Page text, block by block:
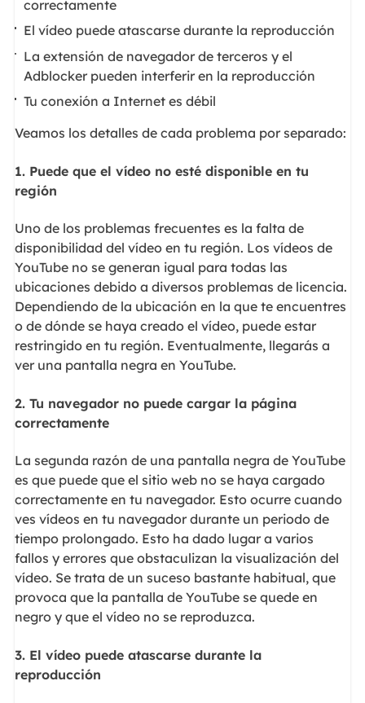
correctamente
El vídeo puede atascarse durante la reproducción
La extensión de navegador de terceros y el
Adblocker pueden interferir en la reproducción
Tu conexión a Internet es débil
Veamos los detalles de cada problema por separado:
1. Puede que el vídeo no esté disponible en tu
región
Uno de los problemas frecuentes es la falta de
disponibilidad del vídeo en tu región. Los vídeos de
YouTube no se generan igual para todas las
ubicaciones debido a diversos problemas de licencia.
Dependiendo de la ubicación en la que te encuentres
o de dónde se haya creado el vídeo, puede estar
restringido en tu región. Eventualmente, llegarás a
ver una pantalla negra en YouTube.
2. Tu navegador no puede cargar la página
correctamente
La segunda razón de una pantalla negra de YouTube
es que puede que el sitio web no se haya cargado
correctamente en tu navegador. Esto ocurre cuando
ves vídeos en tu navegador durante un periodo de
tiempo prolongado. Esto ha dado lugar a varios
fallos y errores que obstaculizan la visualización del
vídeo. Se trata de un suceso bastante habitual, que
provoca que la pantalla de YouTube se quede en
negro y que el vídeo no se reproduzca.
3. El vídeo puede atascarse durante la
reproducción